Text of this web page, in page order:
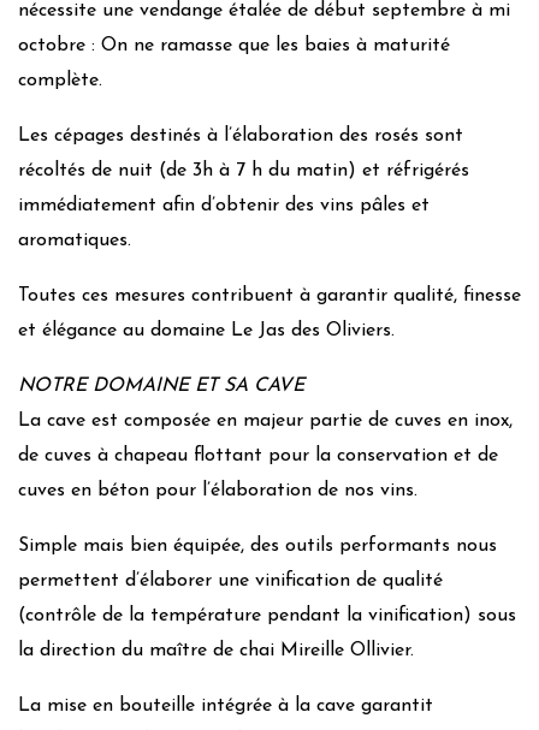
nécessite une vendange étalée de début septembre à mi
octobre : On ne ramasse que les baies à maturité
complète.
Les cépages destinés à l’élaboration des rosés sont
récoltés de nuit (de 3h à 7 h du matin) et réfrigérés
immédiatement afin d’obtenir des vins pâles et
aromatiques.
Toutes ces mesures contribuent à garantir qualité, finesse
et élégance au domaine Le Jas des Oliviers.
NOTRE DOMAINE ET SA CAVE
La cave est composée en majeur partie de cuves en inox,
de cuves à chapeau flottant pour la conservation et de
cuves en béton pour l’élaboration de nos vins.
Simple mais bien équipée, des outils performants nous
permettent d’élaborer une vinification de qualité
(contrôle de la température pendant la vinification) sous
la direction du maître de chai Mireille Ollivier.
La mise en bouteille intégrée à la cave garantit